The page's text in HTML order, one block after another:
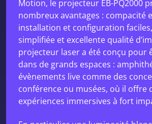
Motion, le projecteur EB-PQ2000
nombreux avantages : compacité
installation et configuration
simplifiée et excellente qualité
projecteur laser a été conçu pour
dans de grands espaces :
évènements live comme des
conférence ou musées, où il offre
expériences immersives à fort